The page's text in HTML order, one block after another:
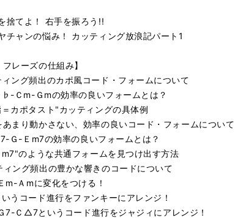
捨てよ！ 右手を振ろう!!
チャンの悩み！ カッティング放浪記パート1
フレーズの仕組み】
ング頻出のカポ風コード・フォームについて
Ｃm-Ｇmの効率の良いフォームとは？
＝カポタスト"カッティングの具体例
まり動かさない、効率の良いコード・フォームについて
Ｇ-Ｅm7の効率の良いフォームとは？
m7"のような共通フォームを見つけ出す方法
ング頻出の豊かな響きのコードについて
m-Ａmに変化をつける！
いうコード進行をファンキーにアレンジ！
7-Ｃ△7というコード進行をジャジィにアレンジ！